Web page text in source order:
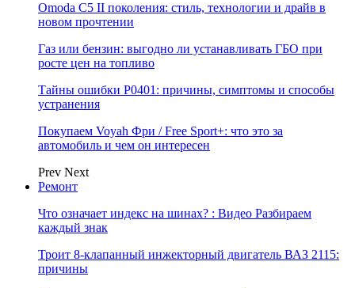
Omoda C5 II поколения: стиль, технологии и драйв в
новом прочтении
Газ или бензин: выгодно ли устанавливать ГБО при
росте цен на топливо
Тайны ошибки P0401: причины, симптомы и способы
устранения
Покупаем Voyah Фри / Free Sport+: что это за
автомобиль и чем он интересен
Prev Next
Ремонт
Что означает индекс на шинах? : Видео Разбираем
каждый знак
Троит 8-клапанный инжекторный двигатель ВАЗ 2115:
причины